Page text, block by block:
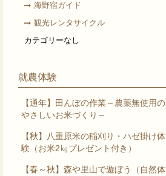
海野宿ガイド
観光レンタサイクル
カテゴリーなし
就農体験
【通年】田んぼの作業～農薬無使用の
やさしいお米づくり～
【秋】八重原米の稲刈り・ハゼ掛け体
験（お米2㎏プレゼント付き）
【春～秋】森や里山で遊ぼう（自然体